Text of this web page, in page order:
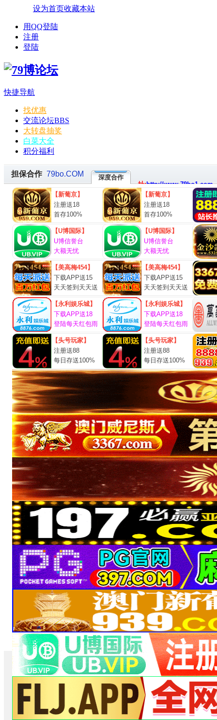
设为首页收藏本站
用QQ登陆
注册
登陆
快捷导航
找优惠
交流论坛BBS
大转盘抽奖
白菜大全
积分福利